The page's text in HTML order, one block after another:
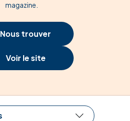
magazine.
Nous trouver
Voir le site